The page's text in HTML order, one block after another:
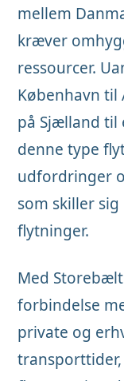
mellem
kræver
ressourcer.
København til
på Sjælland til
denne type
udfordringer
som skiller
flytninger.
Med
forbindelse
private og